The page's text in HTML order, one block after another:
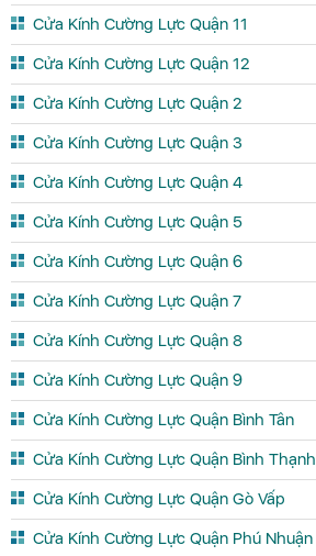
Cửa Kính Cường Lực Quận 11
Cửa Kính Cường Lực Quận 12
Cửa Kính Cường Lực Quận 2
Cửa Kính Cường Lực Quận 3
Cửa Kính Cường Lực Quận 4
Cửa Kính Cường Lực Quận 5
Cửa Kính Cường Lực Quận 6
Cửa Kính Cường Lực Quận 7
Cửa Kính Cường Lực Quận 8
Cửa Kính Cường Lực Quận 9
Cửa Kính Cường Lực Quận Bình Tân
Cửa Kính Cường Lực Quận Bình Thạnh
Cửa Kính Cường Lực Quận Gò Vấp
Cửa Kính Cường Lực Quận Phú Nhuận